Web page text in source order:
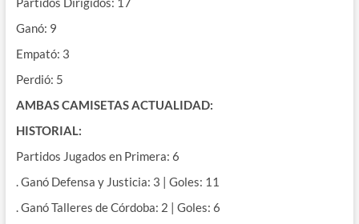
Ganó: 9
Empató: 3
Perdió: 5
AMBAS CAMISETAS ACTUALIDAD:
HISTORIAL:
Partidos Jugados en Primera: 6
. Ganó Defensa y Justicia: 3 | Goles: 11
. Ganó Talleres de Córdoba: 2 | Goles: 6